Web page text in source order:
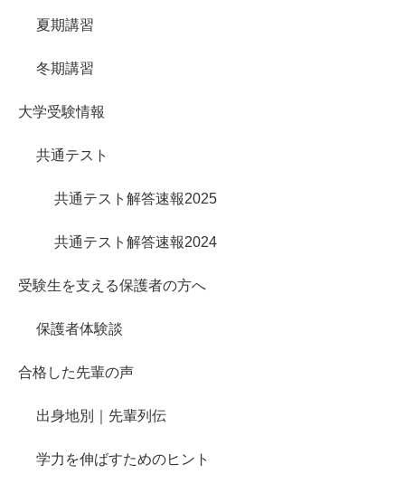
夏期講習
冬期講習
大学受験情報
共通テスト
共通テスト解答速報2025
共通テスト解答速報2024
受験生を支える保護者の方へ
保護者体験談
合格した先輩の声
出身地別｜先輩列伝
学力を伸ばすためのヒント